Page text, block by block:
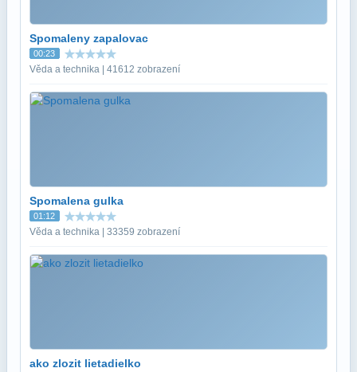
Spomaleny zapalovac
00:23
Věda a technika | 41612 zobrazení
Spomalena gulka
01:12
Věda a technika | 33359 zobrazení
ako zlozit lietadielko